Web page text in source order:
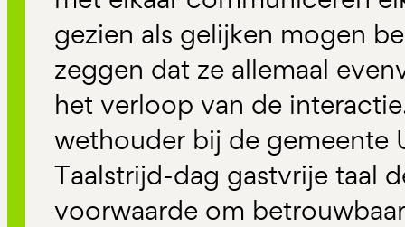
gezien als gelijken mogen
zeggen dat ze allemaal
het verloop van de
wethouder bij de gemeente
Taalstrijd-dag gastvrije taal
voorwaarde om